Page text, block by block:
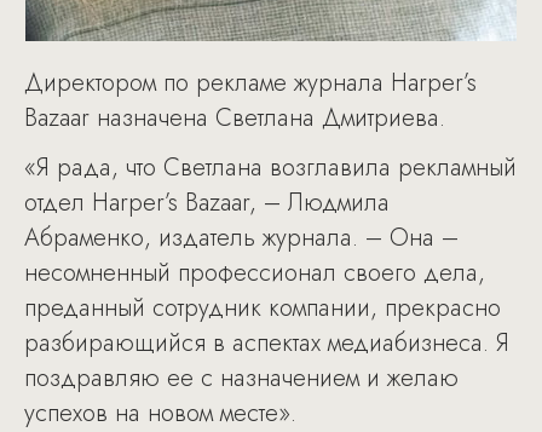
Директором по рекламе журнала Harper’s
Bazaar назначена Светлана Дмитриева.
«Я рада, что Светлана возглавила рекламный
отдел Harper’s Bazaar, – Людмила
Абраменко, издатель журнала. – Она –
несомненный профессионал своего дела,
преданный сотрудник компании, прекрасно
разбирающийся в аспектах медиабизнеса. Я
поздравляю ее с назначением и желаю
успехов на новом месте».